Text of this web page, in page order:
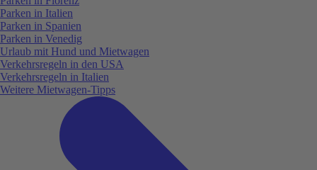
Parken in Italien
Parken in Spanien
Parken in Venedig
Urlaub mit Hund und Mietwagen
Verkehrsregeln in den USA
Verkehrsregeln in Italien
Weitere Mietwagen-Tipps